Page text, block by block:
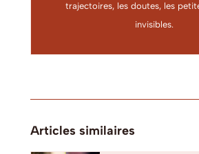
trajectoires, les doutes, les
invisibles.
Articles similaires